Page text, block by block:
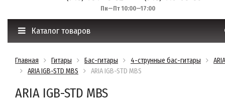
Пн—Пт 10:00—17:00
Каталог товаров
Главная Гитары Бас-гитары 4-струнные бас-гитары
ARIA
ARIA IGB-STD MBS
ARIA IGB-STD MBS
ARIA IGB-STD MBS